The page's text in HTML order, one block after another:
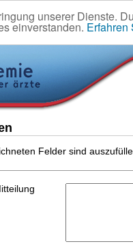
unserer Dienste.
einverstanden. Erfahren
Felder sind